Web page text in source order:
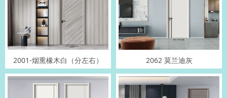
2001-烟熏橡木白（分左右） 2062 莫兰迪灰